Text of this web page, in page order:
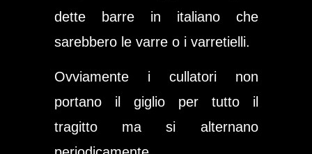
dette barre in italiano che
sarebbero le varre o i varretielli.
Ovviamente i cullatori non
portano il giglio per tutto il
tragitto ma si alternano